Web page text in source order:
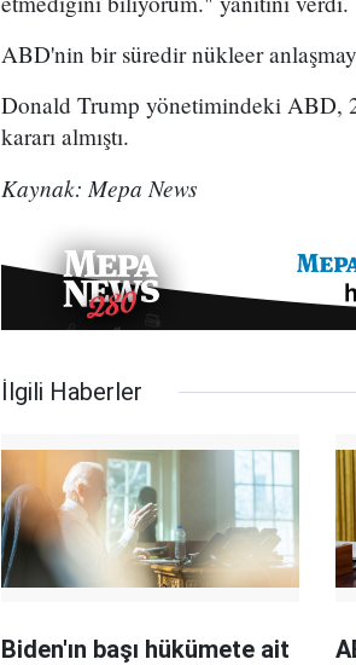
ABD'nin bir süredir nükleer
Donald Trump yönetimindeki ABD,
kararı almıştı.
Kaynak: Mepa News
İlgili Haberler
Biden'ın başı hükümete ait